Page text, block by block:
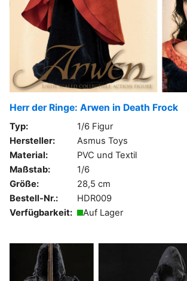
Herr der Ringe: Arwen in Death Frock
Typ:
1/6 Figur
Hersteller:
Asmus Toys
Material:
PVC und Textil
Maßstab:
1/6
Größe:
28,5 cm
Bestell-Nr.:
HDR009
Verfügbarkeit:
Auf Lager